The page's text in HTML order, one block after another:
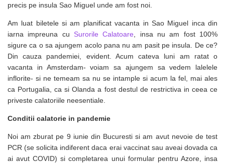
precis pe insula Sao Miguel unde am fost noi.
Am luat biletele si am planificat vacanta in Sao Miguel inca din
iarna impreuna cu Surorile Calatoare , insa nu am fost 100%
sigure ca o sa ajungem acolo pana nu am pasit pe insula. De ce?
Din cauza pandemiei, evident. Acum cateva luni am ratat o
vacanta in Amsterdam- voiam sa ajungem sa vedem lalelele
inflorite- si ne temeam sa nu se intample si acum la fel, mai ales
ca Portugalia, ca si Olanda a fost destul de restrictiva in ceea ce
priveste calatoriile neesentiale.
Conditii calatorie in pandemie
Noi am zburat pe 9 iunie din Bucuresti si am avut nevoie de test
PCR (se solicita indiferent daca erai vaccinat sau aveai dovada ca
ai avut COVID) si completarea unui formular pentru Azore, insa